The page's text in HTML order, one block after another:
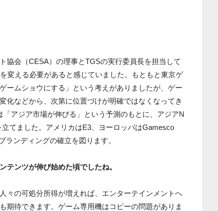
協会（CESA）の理事とTGSの実行委員長を担当して
変える必要があると感じていました。もともと東京ゲ
ームショウにする」という考えがありましたが、ゲー
化などから、次第に位置づけが明確ではなくなってき
アジア市場が伸びる」という予測のもとに、アジアN
てました。アメリカはE3、ヨーロッパはGamesco
ンディングの確立を図ります。
ンツが伸び始めた頃でしたね。
々の可処分所得が増えれば、エンターテインメントへ
期待できます。ゲーム専用機はコピーの問題がありま